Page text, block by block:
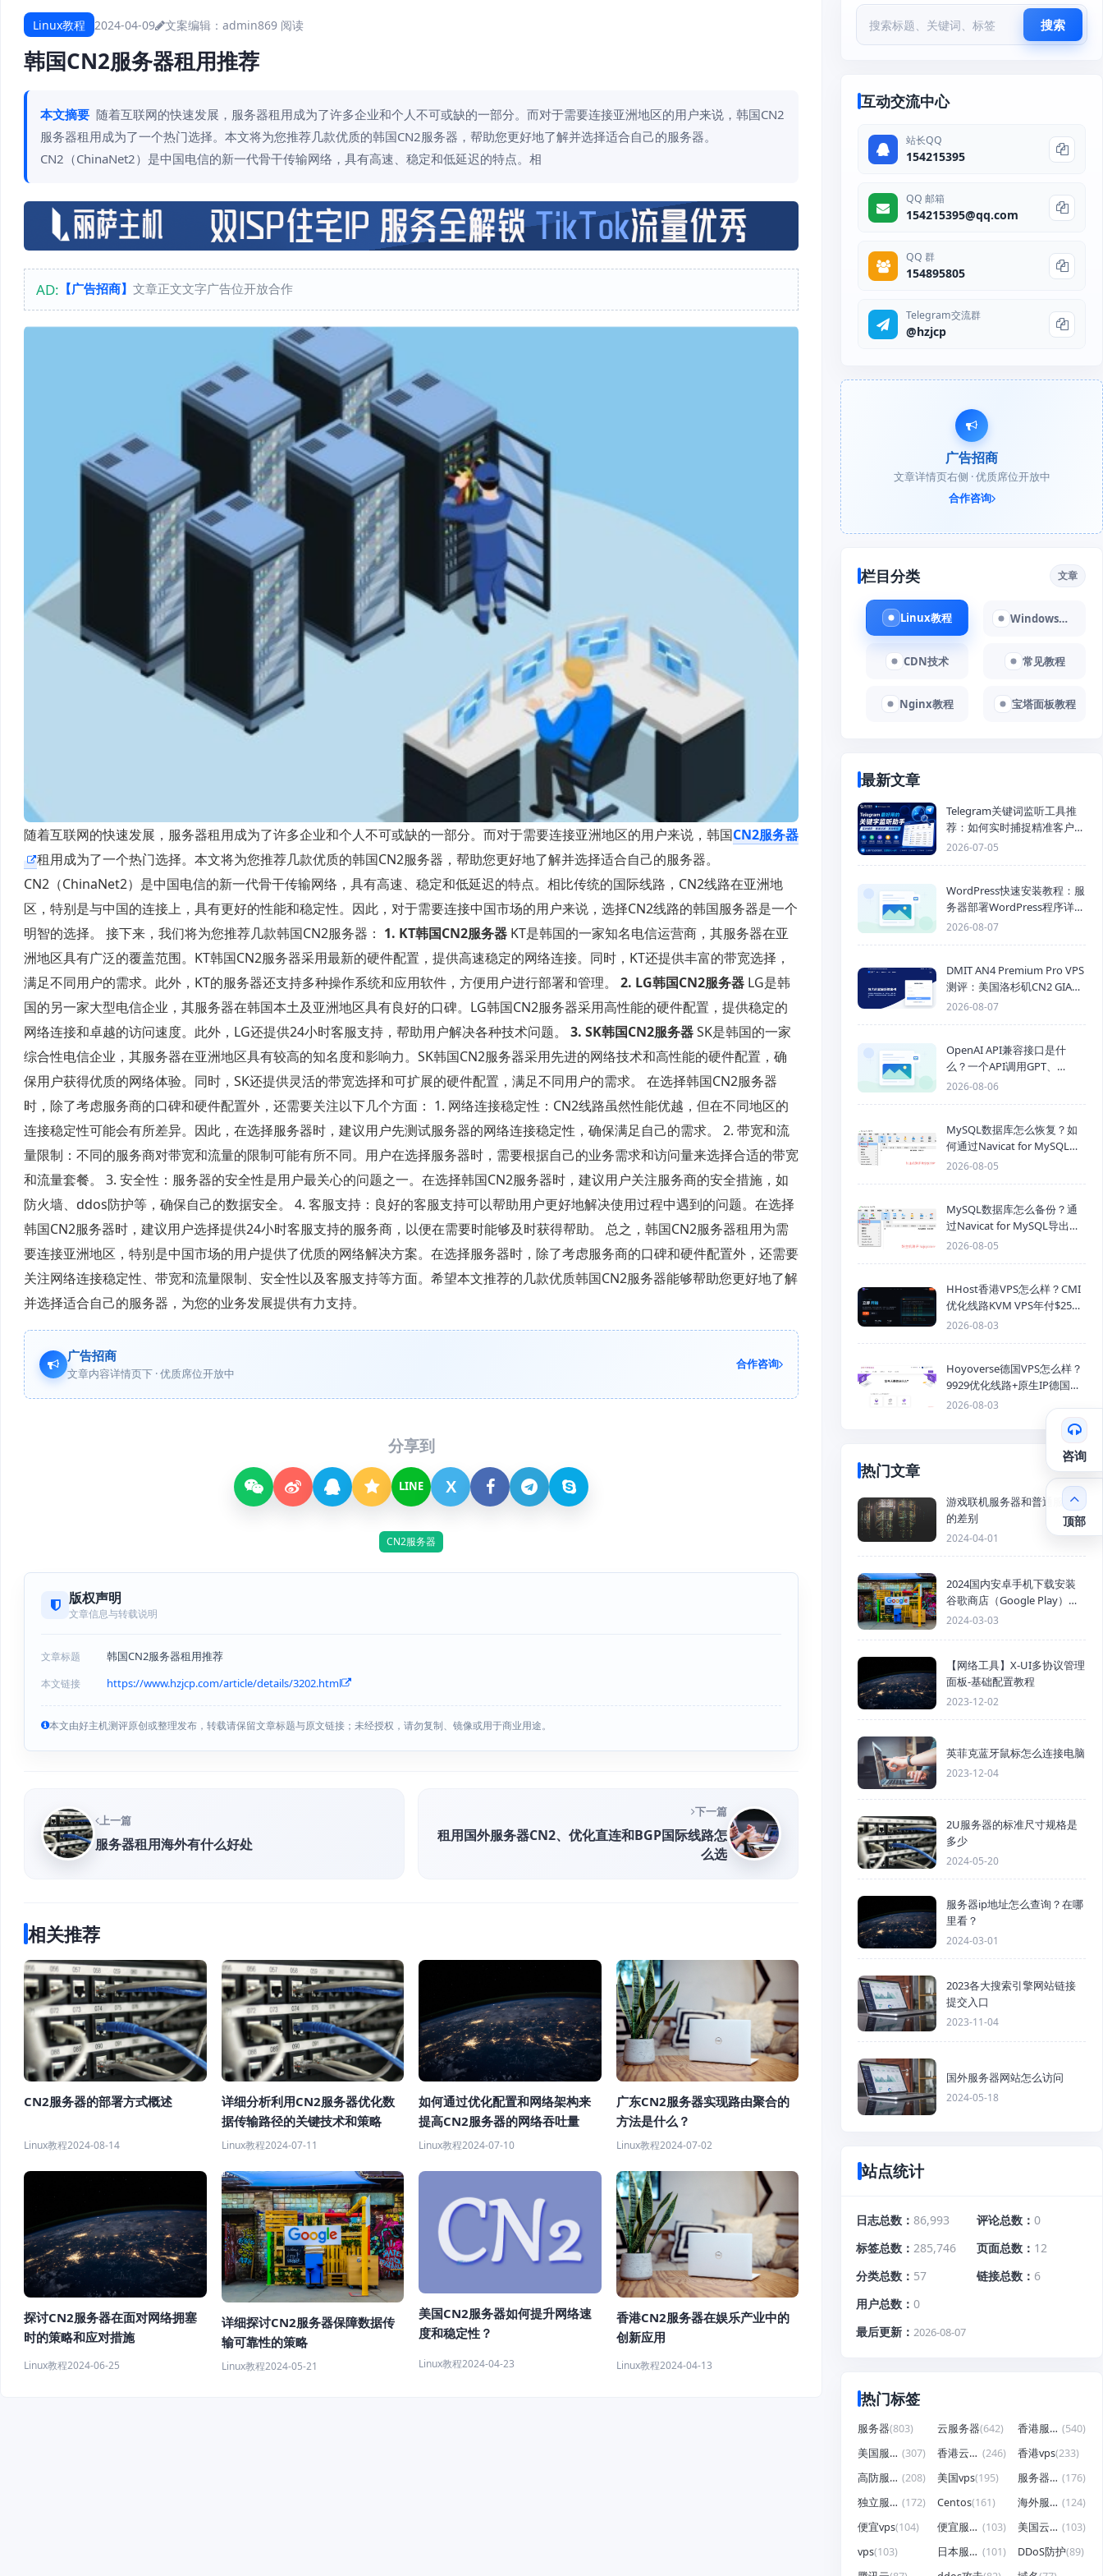
Linux教程 2024-04-09 文案编辑：admin869 阅读
韩国CN2服务器租用推荐
本文摘要 随着互联网的快速发展，服务器租用成为了许多企业和个人不可或缺的一部分。而对于需要连接亚洲地区的用户来说，韩国CN2
服务器租用成为了一个热门选择。本文将为您推荐几款优质的韩国CN2服务器，帮助您更好地了解并选择适合自己的服务器。
CN2（ChinaNet2）是中国电信的新一代骨干传输网络，具有高速、稳定和低延迟的特点。相
AD: 【广告招商】 文章正文文字广告位开放合作
随着互联网的快速发展，服务器租用成为了许多企业和个人不可或缺的一部分。而对于需要连接亚洲地区的用户来说，韩国CN2服务器
租用成为了一个热门选择。本文将为您推荐几款优质的韩国CN2服务器，帮助您更好地了解并选择适合自己的服务器。
CN2（ChinaNet2）是中国电信的新一代骨干传输网络，具有高速、稳定和低延迟的特点。相比传统的国际线路，CN2线路在亚洲地
区，特别是与中国的连接上，具有更好的性能和稳定性。因此，对于需要连接中国市场的用户来说，选择CN2线路的韩国服务器是一个
明智的选择。 接下来，我们将为您推荐几款韩国CN2服务器： 1. KT韩国CN2服务器 KT是韩国的一家知名电信运营商，其服务器在亚
洲地区具有广泛的覆盖范围。KT韩国CN2服务器采用最新的硬件配置，提供高速稳定的网络连接。同时，KT还提供丰富的带宽选择，
满足不同用户的需求。此外，KT的服务器还支持多种操作系统和应用软件，方便用户进行部署和管理。 2. LG韩国CN2服务器 LG是韩
国的另一家大型电信企业，其服务器在韩国本土及亚洲地区具有良好的口碑。LG韩国CN2服务器采用高性能的硬件配置，提供稳定的
网络连接和卓越的访问速度。此外，LG还提供24小时客服支持，帮助用户解决各种技术问题。 3. SK韩国CN2服务器SK是韩国的一家
综合性电信企业，其服务器在亚洲地区具有较高的知名度和影响力。SK韩国CN2服务器采用先进的网络技术和高性能的硬件配置，确
保用户获得优质的网络体验。同时，SK还提供灵活的带宽选择和可扩展的硬件配置，满足不同用户的需求。 在选择韩国CN2服务器
时，除了考虑服务商的口碑和硬件配置外，还需要关注以下几个方面： 1. 网络连接稳定性：CN2线路虽然性能优越，但在不同地区的
连接稳定性可能会有所差异。因此，在选择服务器时，建议用户先测试服务器的网络连接稳定性，确保满足自己的需求。 2. 带宽和流
量限制：不同的服务商对带宽和流量的限制可能有所不同。用户在选择服务器时，需要根据自己的业务需求和访问量来选择合适的带宽
和流量套餐。 3. 安全性：服务器的安全性是用户最关心的问题之一。在选择韩国CN2服务器时，建议用户关注服务商的安全措施，如
防火墙、ddos防护等，确保自己的数据安全。 4. 客服支持：良好的客服支持可以帮助用户更好地解决使用过程中遇到的问题。在选择
韩国CN2服务器时，建议用户选择提供24小时客服支持的服务商，以便在需要时能够及时获得帮助。 总之，韩国CN2服务器租用为需
要连接亚洲地区，特别是中国市场的用户提供了优质的网络解决方案。在选择服务器时，除了考虑服务商的口碑和硬件配置外，还需要
关注网络连接稳定性、带宽和流量限制、安全性以及客服支持等方面。希望本文推荐的几款优质韩国CN2服务器能够帮助您更好地了解
并选择适合自己的服务器，为您的业务发展提供有力支持。
广告招商
文章内容详情页下 · 优质席位开放中
合作咨询
分享到
LINE X
CN2服务器
版权声明
文章信息与转载说明
文章标题 韩国CN2服务器租用推荐
本文链接 https://www.hzjcp.com/article/details/3202.html
本文由好主机测评原创或整理发布，转载请保留文章标题与原文链接；未经授权，请勿复制、镜像或用于商业用途。
上一篇
服务器租用海外有什么好处
下一篇
租用国外服务器CN2、优化直连和BGP国际线路怎
么选
相关推荐
CN2服务器的部署方式概述
Linux教程2024-08-14
详细分析利用CN2服务器优化数
据传输路径的关键技术和策略
Linux教程2024-07-11
如何通过优化配置和网络架构来
提高CN2服务器的网络吞吐量
Linux教程2024-07-10
广东CN2服务器实现路由聚合的
方法是什么？
Linux教程2024-07-02
探讨CN2服务器在面对网络拥塞
时的策略和应对措施
Linux教程2024-06-25
详细探讨CN2服务器保障数据传
输可靠性的策略
Linux教程2024-05-21
美国CN2服务器如何提升网络速
度和稳定性？
Linux教程2024-04-23
香港CN2服务器在娱乐产业中的
创新应用
Linux教程2024-04-13
搜索
互动交流中心
站长QQ
154215395
QQ 邮箱
154215395@qq.com
QQ 群
154895805
Telegram交流群
@hzjcp
广告招商
文章详情页右侧 · 优质席位开放中
合作咨询
栏目分类 文章
Linux教程 Windows教程
CDN技术 常见教程
Nginx教程 宝塔面板教程
最新文章
Telegram关键词监听工具推
荐：如何实时捕捉精准客户，
提高获客效率？
2026-07-05
WordPress快速安装教程：服
务器部署WordPress程序详细
步骤
2026-08-07
DMIT AN4 Premium Pro VPS
测评：美国洛杉矶CN2 GIA三
网优化线路性能测试
2026-08-07
OpenAI API兼容接口是什
么？一个API调用GPT、
Claude、Gemini、DeepSeek
2026-08-06
MySQL数据库怎么恢复？如
何通过Navicat for MySQL导
入SQL备份文件
2026-08-05
MySQL数据库怎么备份？通
过Navicat for MySQL导出
Mysql数据库为SQL格式备份
2026-08-05
HHost香港VPS怎么样？CMI
优化线路KVM VPS年付$25
起，4GB内存优惠套餐
2026-08-03
Hoyoverse德国VPS怎么样？
9929优化线路+原生IP德国
KVM VPS推荐
2026-08-03
热门文章
游戏联机服务器和普通服务器
的差别
2024-04-01
2024国内安卓手机下载安装
谷歌商店（Google Play）详
细步骤
2024-03-03
【网络工具】X-UI多协议管理
面板-基础配置教程
2023-12-02
英菲克蓝牙鼠标怎么连接电脑
2023-12-04
2U服务器的标准尺寸规格是
多少
2024-05-20
服务器ip地址怎么查询？在哪
里看？
2024-03-01
2023各大搜索引擎网站链接
提交入口
2023-11-04
国外服务器网站怎么访问
2024-05-18
站点统计
日志总数 86,993 评论总数
0
标签总数
285,746 页面总数
12
分类总数
57 链接总数
6
用户总数
0
最后更新
2026-08-07
热门标签
服务器(803) 云服务器(642) 香港服务器 (540)
美国服务器 (307) 香港云服务器 (246) 香港vps(233)
高防服务器 (208) 美国vps(195) 服务器租用 (176)
独立服务器 (172) Centos(161) 海外服务器 (124)
便宜vps(104) 便宜服务器 (103) 美国云服务器 (103)
vps(103) 日本服务器 (101) DDoS防护(89)
咨询
顶部